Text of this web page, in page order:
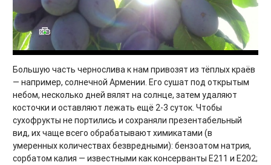
Большую часть чернослива к нам привозят из тёплых краёв
— например, солнечной Армении. Его сушат под открытым
небом, несколько дней вялят на солнце, затем удаляют
косточки и оставляют лежать ещё 2-3 суток. Чтобы
сухофрукты не портились и сохраняли презентабельный
вид, их чаще всего обрабатывают химикатами (в
умеренных количествах безвредными): бензоатом натрия,
сорбатом калия — известными как консерванты Е211 и Е202;